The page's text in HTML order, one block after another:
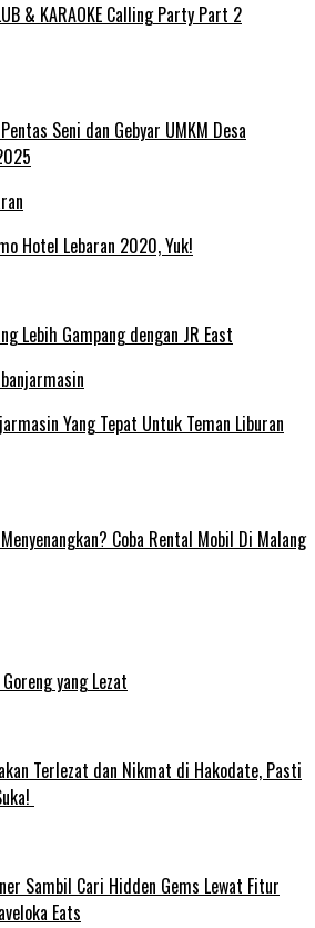
& KARAOKE Calling Party Part 2
Seni dan Gebyar UMKM Desa
Hotel Lebaran 2020, Yuk!
Lebih Gampang dengan JR East
Yang Tepat Untuk Teman Liburan
Coba Rental Mobil Di Malang
yang Lezat
Terlezat dan Nikmat di Hakodate, Pasti
Sambil Cari Hidden Gems Lewat Fitur
Eats